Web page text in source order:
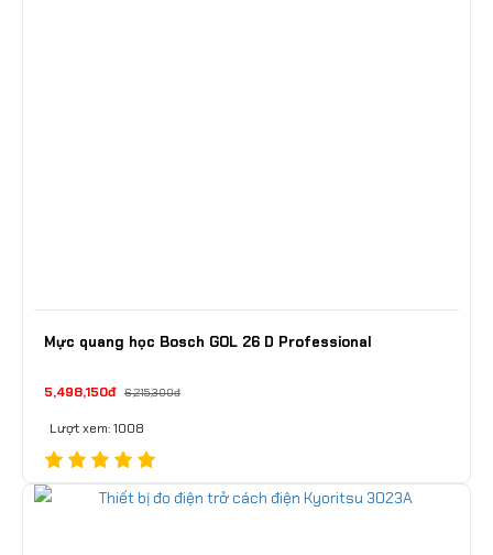
Mực quang học Bosch GOL 26 D Professional
5,498,150đ 6,215,300đ
Lượt xem: 1008